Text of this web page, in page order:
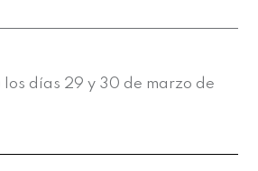
días 29 y 30 de marzo de